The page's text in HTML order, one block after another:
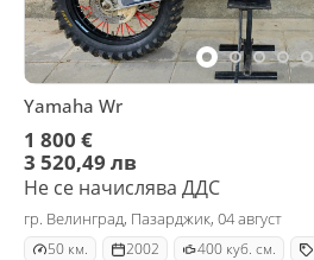
Yamaha Wr
1 800 €
3 520,49 лв
Не се начислява ДДС
гр. Велинград, Пазарджик, 04 август
50 км. 2002 400 куб. см.